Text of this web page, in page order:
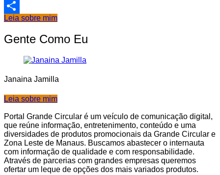
Email
Share
Leia sobre mim
Gente Como Eu
Janaina Jamilla
Leia sobre mim
Portal Grande Circular é um veículo de comunicação digital,
que reúne informação, entretenimento, conteúdo e uma
diversidades de produtos promocionais da Grande Circular e
Zona Leste de Manaus. Buscamos abastecer o internauta
com informação de qualidade e com responsabilidade.
Através de parcerias com grandes empresas queremos
ofertar um leque de opções dos mais variados produtos.